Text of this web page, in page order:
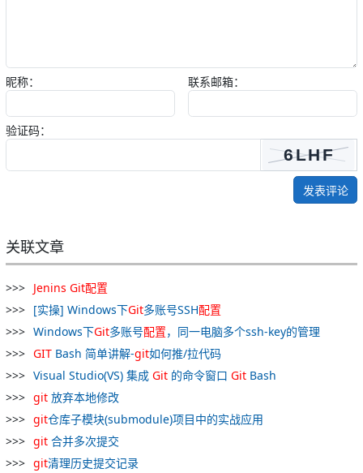
昵称： 联系邮箱：
验证码：
发表评论
关联文章
Jenins Git配置
[实操] Windows下Git多账号SSH配置
Windows下Git多账号配置，同一电脑多个ssh-key的管理
GIT Bash 简单讲解-git如何推/拉代码
Visual Studio(VS) 集成 Git 的命令窗口 Git Bash
git 放弃本地修改
git仓库子模块(submodule)项目中的实战应用
git 合并多次提交
git清理历史提交记录